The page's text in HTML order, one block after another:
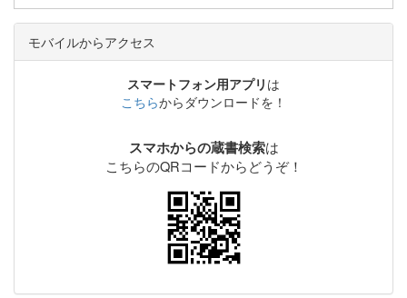
モバイルからアクセス
スマートフォン用アプリ は
こちらからダウンロードを！
スマホからの蔵書検索は
こちらのQRコードからどうぞ！